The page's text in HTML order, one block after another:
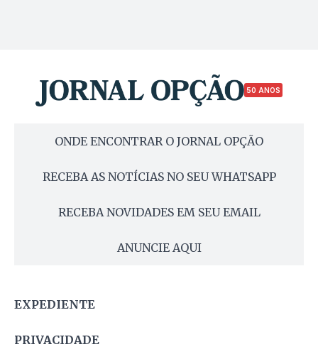
50 ANOS
ONDE ENCONTRAR O JORNAL OPÇÃO
RECEBA AS NOTÍCIAS NO SEU WHATSAPP
RECEBA NOVIDADES EM SEU EMAIL
ANUNCIE AQUI
EXPEDIENTE
PRIVACIDADE